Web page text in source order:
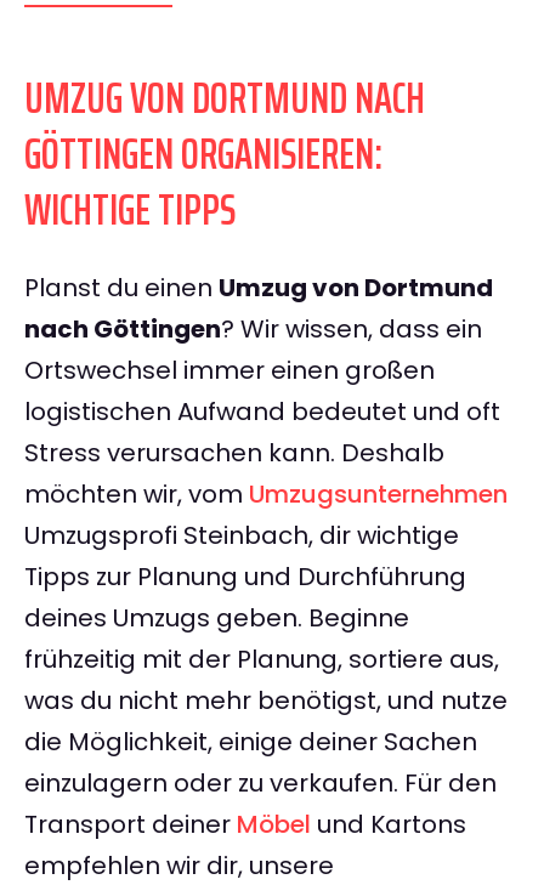
UMZUG VON DORTMUND NACH
GÖTTINGEN ORGANISIEREN:
WICHTIGE TIPPS
Planst du einen Umzug von Dortmund
nach Göttingen? Wir wissen, dass ein
Ortswechsel immer einen großen
logistischen Aufwand bedeutet und oft
Stress verursachen kann. Deshalb
möchten wir, vom Umzugsunternehmen
Umzugsprofi Steinbach, dir wichtige
Tipps zur Planung und Durchführung
deines Umzugs geben. Beginne
frühzeitig mit der Planung, sortiere aus,
was du nicht mehr benötigst, und nutze
die Möglichkeit, einige deiner Sachen
einzulagern oder zu verkaufen. Für den
Transport deiner Möbel und Kartons
empfehlen wir dir, unsere